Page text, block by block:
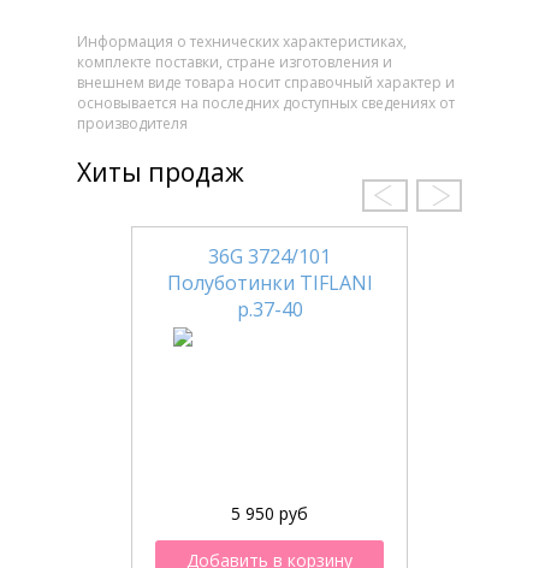
Информация о технических характеристиках,
комплекте поставки, стране изготовления и
внешнем виде товара носит справочный характер и
основывается на последних доступных сведениях от
производителя
Хиты продаж
36G 3724/101
Полуботинки TIFLANI
р.37-40
5 950 руб
Добавить в корзину